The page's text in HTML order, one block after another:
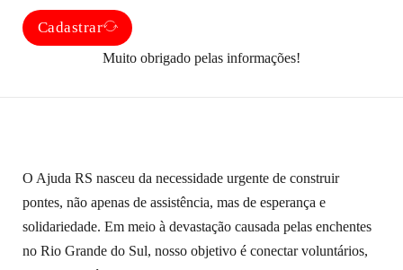
Cadastrar
Muito obrigado pelas informações!
O Ajuda RS nasceu da necessidade urgente de construir
pontes, não apenas de assistência, mas de esperança e
solidariedade. Em meio à devastação causada pelas enchentes
no Rio Grande do Sul, nosso objetivo é conectar voluntários,